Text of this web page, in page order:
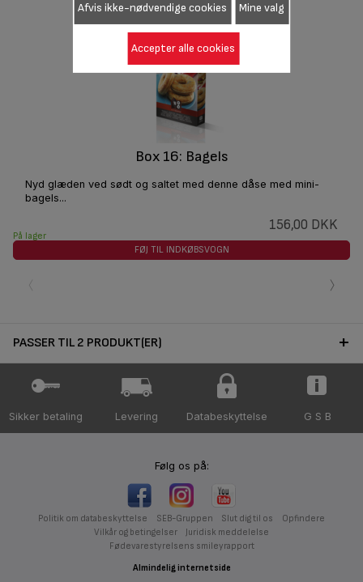
Box 16: Bagels
Nyd glæden ved sødt og saltet med denne dåse med mini-
bagels...
156,00 DKK
På lager
FØJ TIL INDKØBSVOGN
›
PASSER TIL 2 PRODUKT(ER)
Sikker betaling Levering Databeskyttelse G S B
Følg os på:
Politik om databeskyttelse SEB-Gruppen Slut dig til os
Opfindere
Vilkår og betingelser
Juridisk meddelelse
Fødevarestyrelsens smileyrapport
Almindelig internetside
Afvis ikke-nødvendige cookies Mine valg
Accepter alle cookies